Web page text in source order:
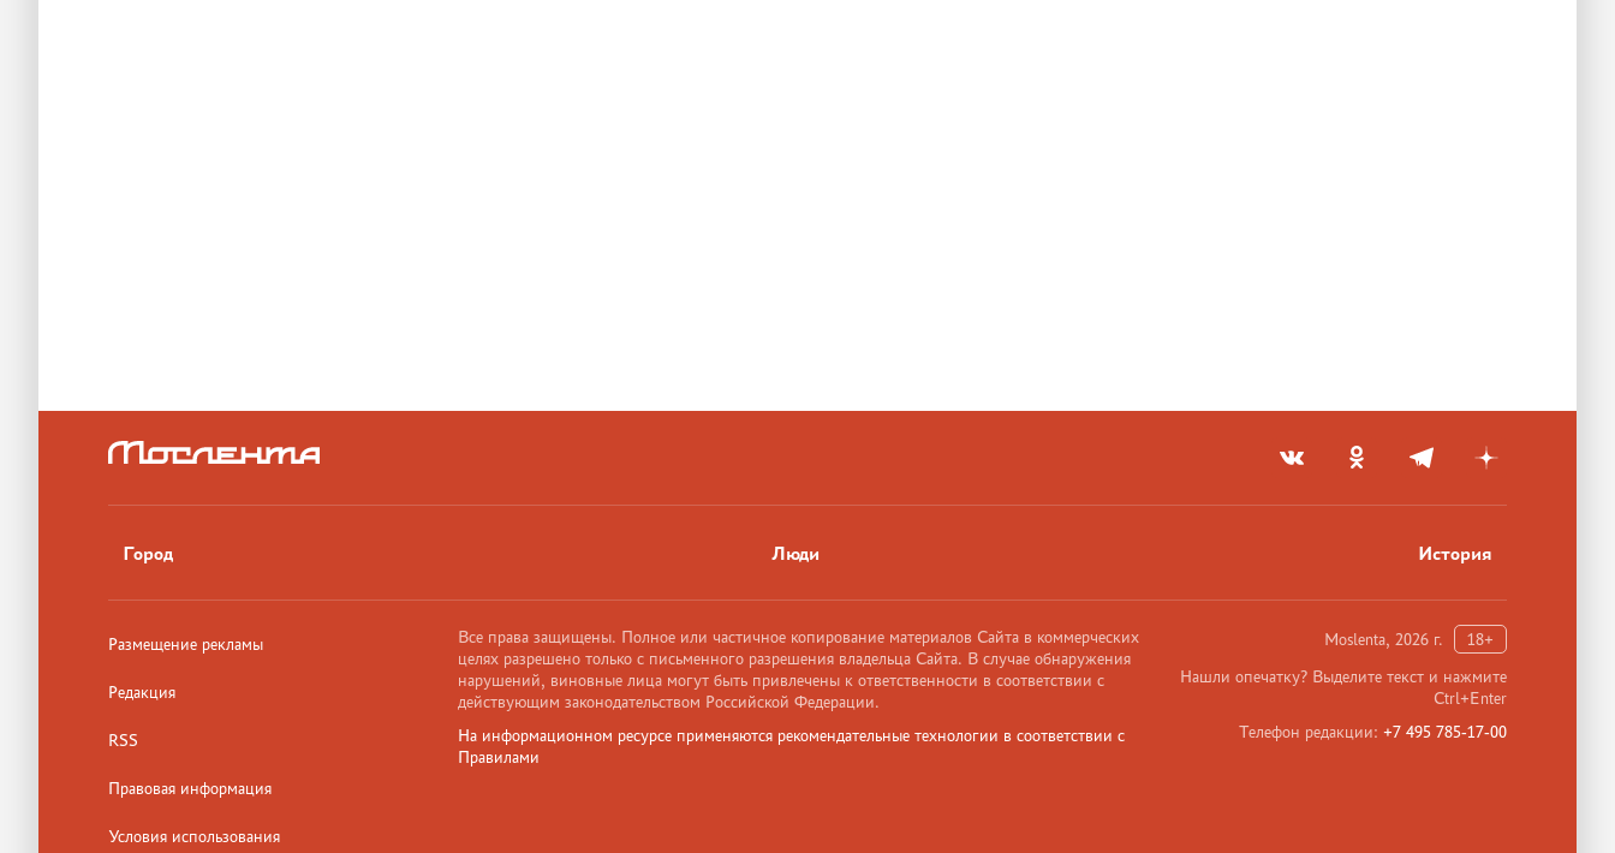
Город Люди История
Размещение рекламы
Редакция
RSS
Правовая информация
Условия использования
Moslenta, 2026 г.
18+
Нашли опечатку? Выделите текст и нажмите
Ctrl+Enter
Телефон редакции: +7 495 785-17-00
Все права защищены. Полное или частичное копирование материалов Сайта в коммерческих
целях разрешено только с письменного разрешения владельца Сайта. В случае обнаружения
нарушений, виновные лица могут быть привлечены к ответственности в соответствии с
действующим законодательством Российской Федерации.
На информационном ресурсе применяются рекомендательные технологии в соответствии с
Правилами